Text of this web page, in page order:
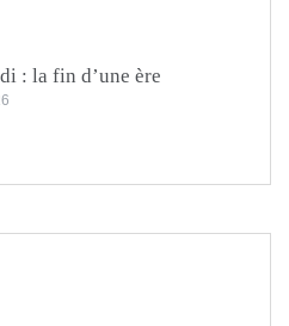
: la fin d’une ère